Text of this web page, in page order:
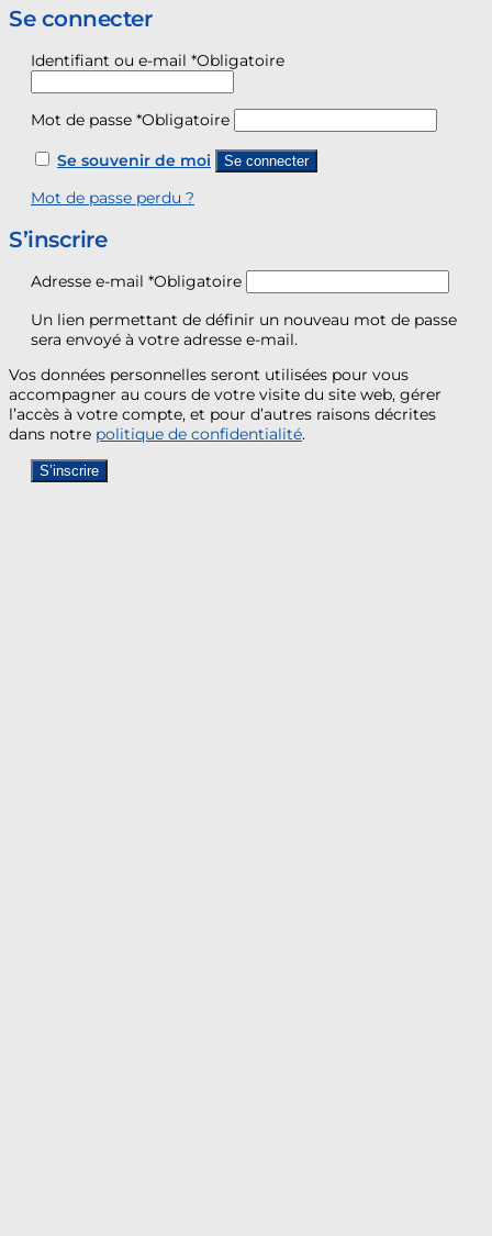
Se connecter
Identifiant ou e-mail *Obligatoire
Mot de passe *Obligatoire
Se souvenir de moi Se connecter
Mot de passe perdu ?
S’inscrire
Adresse e-mail *Obligatoire
Un lien permettant de définir un nouveau mot de passe
sera envoyé à votre adresse e-mail.
Vos données personnelles seront utilisées pour vous
accompagner au cours de votre visite du site web, gérer
l’accès à votre compte, et pour d’autres raisons décrites
dans notre politique de confidentialité.
S’inscrire